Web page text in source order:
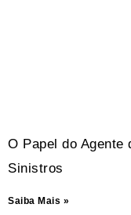
O Papel do Agente
Sinistros
Saiba Mais »